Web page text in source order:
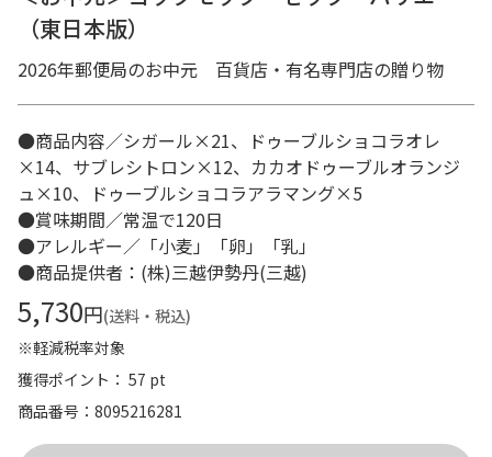
（東日本版）
2026年郵便局のお中元 百貨店・有名専門店の贈り物
●商品内容／シガール×21、ドゥーブルショコラオレ
×14、サブレシトロン×12、カカオドゥーブルオランジ
ュ×10、ドゥーブルショコラアラマング×5
●賞味期間／常温で120日
●アレルギー／「小麦」「卵」「乳」
●商品提供者：(株)三越伊勢丹(三越)
5,730円(送料・税込)
※軽減税率対象
獲得ポイント： 57 pt
商品番号
8095216281